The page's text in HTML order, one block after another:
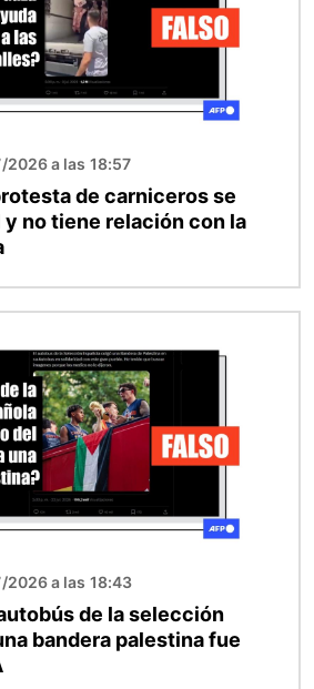
a las 18:57
de carniceros se
y no tiene relación con la
a las 18:43
de la selección
bandera palestina fue